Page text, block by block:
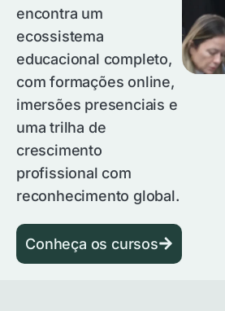
encontra um
ecossistema
educacional completo,
com formações online,
imersões presenciais e
uma trilha de
crescimento
profissional com
reconhecimento global.
Conheça os cursos